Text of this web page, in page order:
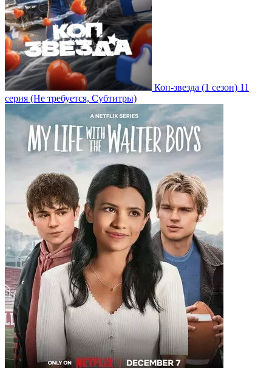
Коп-звезда (1 сезон) 11
серия (Не требуется, Субтитры)